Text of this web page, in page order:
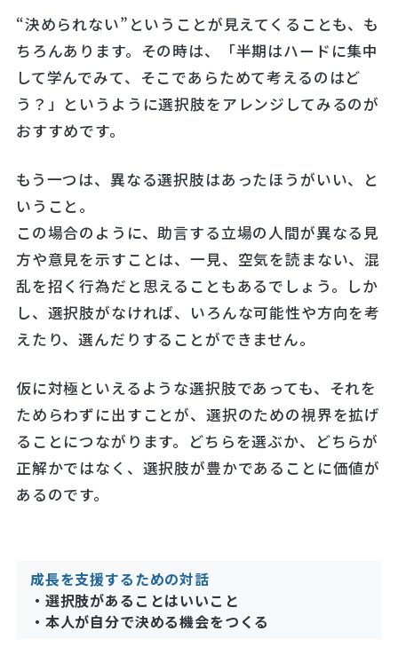
“決められない”ということが見えてくることも、も
ちろんあります。その時は、「半期はハードに集中
して学んでみて、そこであらためて考えるのはど
う？」というように選択肢をアレンジしてみるのが
おすすめです。
もう一つは、異なる選択肢はあったほうがいい、と
いうこと。
この場合のように、助言する立場の人間が異なる見
方や意見を示すことは、一見、空気を読まない、混
乱を招く行為だと思えることもあるでしょう。しか
し、選択肢がなければ、いろんな可能性や方向を考
えたり、選んだりすることができません。
仮に対極といえるような選択肢であっても、それを
ためらわずに出すことが、選択のための視界を拡げ
ることにつながります。どちらを選ぶか、どちらが
正解かではなく、選択肢が豊かであることに価値が
あるのです。
成長を支援するための対話
・選択肢があることはいいこと
・本人が自分で決める機会をつくる